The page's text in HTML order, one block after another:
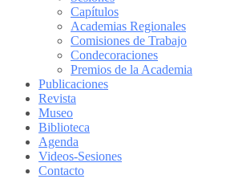
Capítulos
Academias Regionales
Comisiones de Trabajo
Condecoraciones
Premios de la Academia
Publicaciones
Revista
Museo
Biblioteca
Agenda
Videos-Sesiones
Contacto